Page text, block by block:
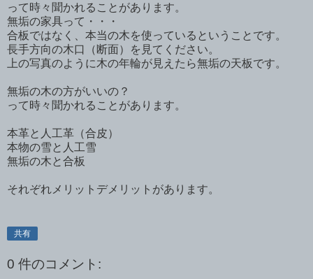
って時々聞かれることがあります。
無垢の家具って・・・
合板ではなく、本当の木を使っているということです。
長手方向の木口（断面）を見てください。
上の写真のように木の年輪が見えたら無垢の天板です。
無垢の木の方がいいの？
って時々聞かれることがあります。
本革と人工革（合皮）
本物の雪と人工雪
無垢の木と合板
それぞれメリットデメリットがあります。
共有
0 件のコメント: